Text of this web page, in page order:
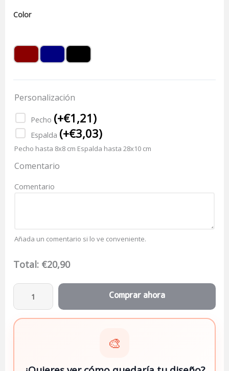
Color
Personalización
Pecho (+€1,21)
Espalda (+€3,03)
Pecho hasta 8x8 cm Espalda hasta 28x10 cm
Comentario
Comentario
Añada un comentario si lo ve conveniente.
Total: €20,90
🎨